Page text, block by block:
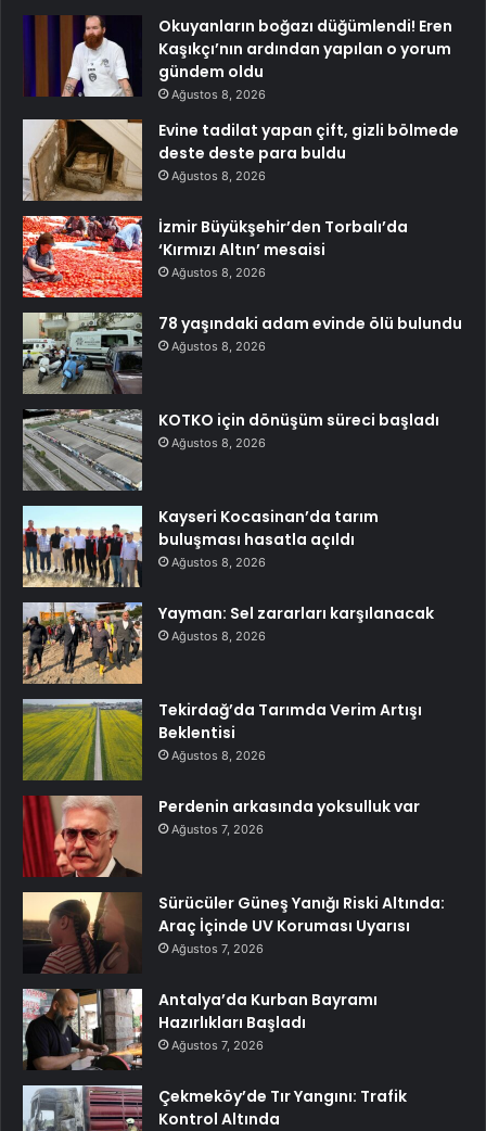
Okuyanların boğazı düğümlendi! Eren
Kaşıkçı’nın ardından yapılan o yorum
gündem oldu
Ağustos 8, 2026
Evine tadilat yapan çift, gizli bölmede
deste deste para buldu
Ağustos 8, 2026
İzmir Büyükşehir’den Torbalı’da
‘Kırmızı Altın’ mesaisi
Ağustos 8, 2026
78 yaşındaki adam evinde ölü bulundu
Ağustos 8, 2026
KOTKO için dönüşüm süreci başladı
Ağustos 8, 2026
Kayseri Kocasinan’da tarım
buluşması hasatla açıldı
Ağustos 8, 2026
Yayman: Sel zararları karşılanacak
Ağustos 8, 2026
Tekirdağ’da Tarımda Verim Artışı
Beklentisi
Ağustos 8, 2026
Perdenin arkasında yoksulluk var
Ağustos 7, 2026
Sürücüler Güneş Yanığı Riski Altında:
Araç İçinde UV Koruması Uyarısı
Ağustos 7, 2026
Antalya’da Kurban Bayramı
Hazırlıkları Başladı
Ağustos 7, 2026
Çekmeköy’de Tır Yangını: Trafik
Kontrol Altında